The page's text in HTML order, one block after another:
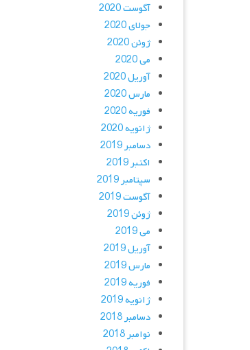
آگوست 2020
جولای 2020
ژوئن 2020
می 2020
آوریل 2020
مارس 2020
فوریه 2020
ژانویه 2020
دسامبر 2019
اکتبر 2019
سپتامبر 2019
آگوست 2019
ژوئن 2019
می 2019
آوریل 2019
مارس 2019
فوریه 2019
ژانویه 2019
دسامبر 2018
نوامبر 2018